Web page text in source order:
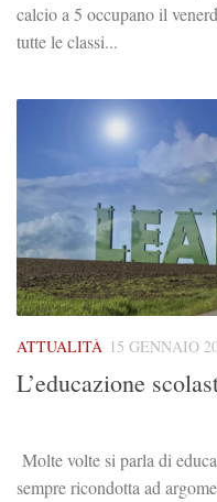
calcio a 5 occupano il
tutte le classi...
ATTUALITÀ 15 GENNAIO
L’educazione
Molte volte si parla di
sempre ricondotta ad